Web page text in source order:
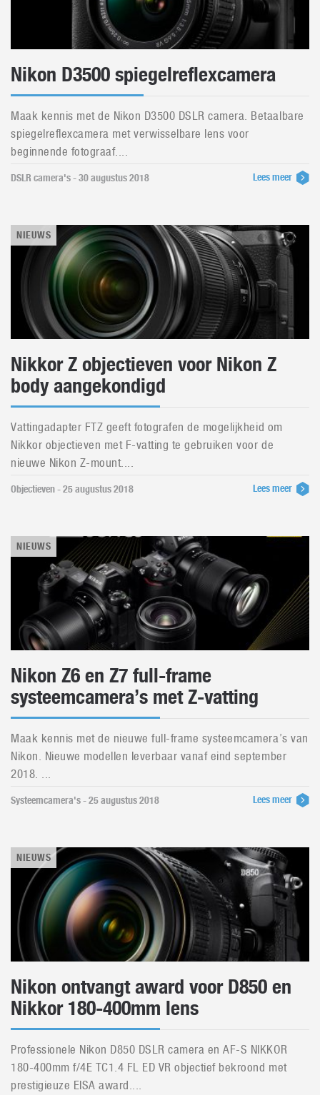
Nikon D3500 spiegelreflexcamera
Maak kennis met de Nikon D3500 DSLR camera. Betaalbare
spiegelreflexcamera met verwisselbare lens voor
beginnende fotograaf....
DSLR camera's - 30 augustus 2018 Lees meer
NIEUWS
Nikkor Z objectieven voor Nikon Z
body aangekondigd
Vattingadapter FTZ geeft fotografen de mogelijkheid om
Nikkor objectieven met F-vatting te gebruiken voor de
nieuwe Nikon Z-mount....
Objectieven - 25 augustus 2018 Lees meer
NIEUWS
Nikon Z6 en Z7 full-frame
systeemcamera’s met Z-vatting
Maak kennis met de nieuwe full-frame systeemcamera’s van
Nikon. Nieuwe modellen leverbaar vanaf eind september
2018. ...
Systeemcamera's - 25 augustus 2018 Lees meer
NIEUWS
Nikon ontvangt award voor D850 en
Nikkor 180-400mm lens
Professionele Nikon D850 DSLR camera en AF-S NIKKOR
180-400mm f/4E TC1.4 FL ED VR objectief bekroond met
prestigieuze EISA award....